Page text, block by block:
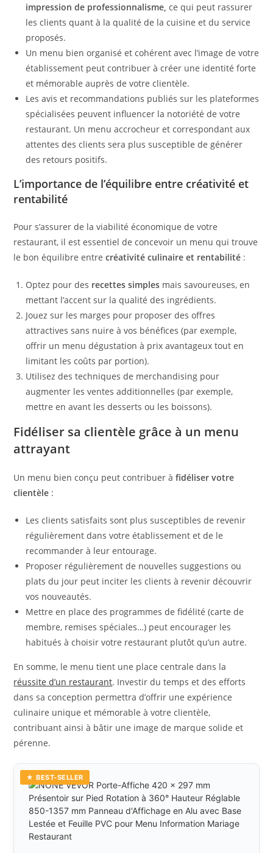
impression de professionnalisme, ce qui peut rassurer
les clients quant à la qualité de la cuisine et du service
proposés.
Un menu bien organisé et cohérent avec l’image de votre
établissement peut contribuer à créer une identité forte
et mémorable auprès de votre clientèle.
Les avis et recommandations publiés sur les plateformes
spécialisées peuvent influencer la notoriété de votre
restaurant. Un menu accrocheur et correspondant aux
attentes des clients sera plus susceptible de générer
des retours positifs.
L’importance de l’équilibre entre créativité et
rentabilité
Pour s’assurer de la viabilité économique de votre
restaurant, il est essentiel de concevoir un menu qui trouve
le bon équilibre entrecréativité culinaire et rentabilité :
Optez pour des recettes simples mais savoureuses, en
mettant l’accent sur la qualité des ingrédients.
Jouez sur les marges pour proposer des offres
attractives sans nuire à vos bénéfices (par exemple,
offrir un menu dégustation à prix avantageux tout en
limitant les coûts par portion).
Utilisez des techniques de merchandising pour
augmenter les ventes additionnelles (par exemple,
mettre en avant les desserts ou les boissons).
Fidéliser sa clientèle grâce à un menu
attrayant
Un menu bien conçu peut contribuer àfidéliser votre
clientèle :
Les clients satisfaits sont plus susceptibles de revenir
régulièrement dans votre établissement et de le
recommander à leur entourage.
Proposer régulièrement de nouvelles suggestions ou
plats du jour peut inciter les clients à revenir découvrir
vos nouveautés.
Mettre en place des programmes de fidélité (carte de
membre, remises spéciales…) peut encourager les
habitués à choisir votre restaurant plutôt qu’un autre.
En somme, le menu tient une place centrale dans la
réussite d’un restaurant. Investir du temps et des efforts
dans sa conception permettra d’offrir une expérience
culinaire unique et mémorable à votre clientèle,
contribuant ainsi à bâtir une image de marque solide et
pérenne.
★ BEST-SELLER